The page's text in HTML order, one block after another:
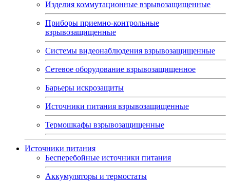
Изделия коммутационные взрывозащищенные
Приборы приемно-контрольные
взрывозащищенные
Системы видеонаблюдения взрывозащищенные
Сетевое оборудование взрывозащищенное
Барьеры искрозащиты
Источники питания взрывозащищенные
Термошкафы взрывозащищенные
Источники питания
Бесперебойные источники питания
Аккумуляторы и термостаты